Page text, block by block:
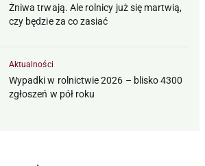
Żniwa trwają. Ale rolnicy już się martwią,
czy będzie za co zasiać
Aktualności
Wypadki w rolnictwie 2026 – blisko 4300
zgłoszeń w pół roku